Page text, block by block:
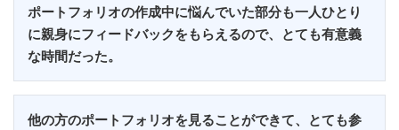
ポートフォリオの作成中に悩んでいた部分も一人ひとり
に親身にフィードバックをもらえるので、とても有意義
な時間だった。
他の方のポートフォリオを見ることができて、とても参